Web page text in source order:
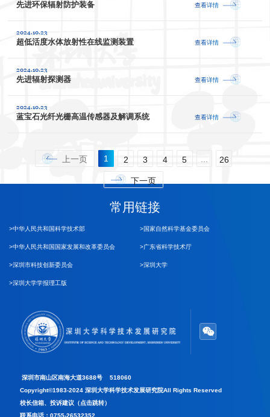
先进环保辐射防护装备 查看详情
2024.10.23
超低活度水体放射性在线监测装置 查看详情
2024.10.23
先进辐射探测器 查看详情
2024.10.23
蓝宝石光纤光栅高温传感器及解调系统 查看详情
上一页 1 2 3 4 5 26
下一页
深圳市南山区南海大道3688号 518060
Copyright©1983-2024 深圳大学科学技术发展研究院All Rights Reserved
校长信箱、投诉建议（点击跳转）
联系电话：0755-26532352
常用链接
>中华人民共和国科学技术部 >国家自然科学基金委员会
>中华人民共和国国家发展和改革委员会 >广东省科学技术厅
>深圳市科技创新委员会 >深圳大学
>深圳大学学报理工版